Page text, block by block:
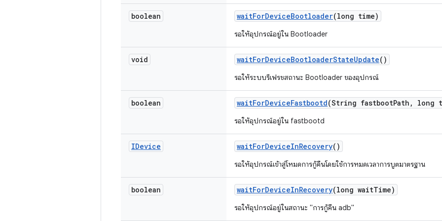
boolean waitForDeviceBootloader(long time)
รอให้อุปกรณ์อยู่ใน Bootloader
void waitForDeviceBootloaderStateUpdate()
รอให้ระบบรีเฟรชสถานะ Bootloader ของอุปกรณ์
boolean waitForDeviceFastbootd(String fastbootPath , long
รอให้อุปกรณ์อยู่ใน fastbootd
IDevice waitForDeviceInRecovery()
รอให้อุปกรณ์เข้าสู่โหมดการกู้คืนโดยใช้การหมดเวลาการบูตมาตรฐาน
boolean waitForDeviceInRecovery(long waitTime)
รอให้อุปกรณ์อยู่ในสถานะ "การกู้คืน adb"